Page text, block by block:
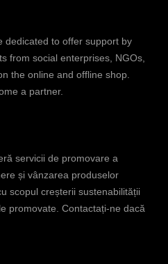
dedicated to offer support by
from social enterprises, NGOs,
the online and offline shop.
a partner.
servicii de promovare a
și vânzarea produselor
scopul creșterii sustenabilității
promovate. Contactați-ne dacă